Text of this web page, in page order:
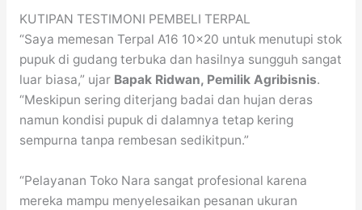
KUTIPAN TESTIMONI PEMBELI TERPAL
“Saya memesan Terpal A16 10×20 untuk menutupi stok
pupuk di gudang terbuka dan hasilnya sungguh sangat
luar biasa,” ujar Bapak Ridwan, Pemilik Agribisnis.
“Meskipun sering diterjang badai dan hujan deras
namun kondisi pupuk di dalamnya tetap kering
sempurna tanpa rembesan sedikitpun.”
“Pelayanan Toko Nara sangat profesional karena
mereka mampu menyelesaikan pesanan ukuran